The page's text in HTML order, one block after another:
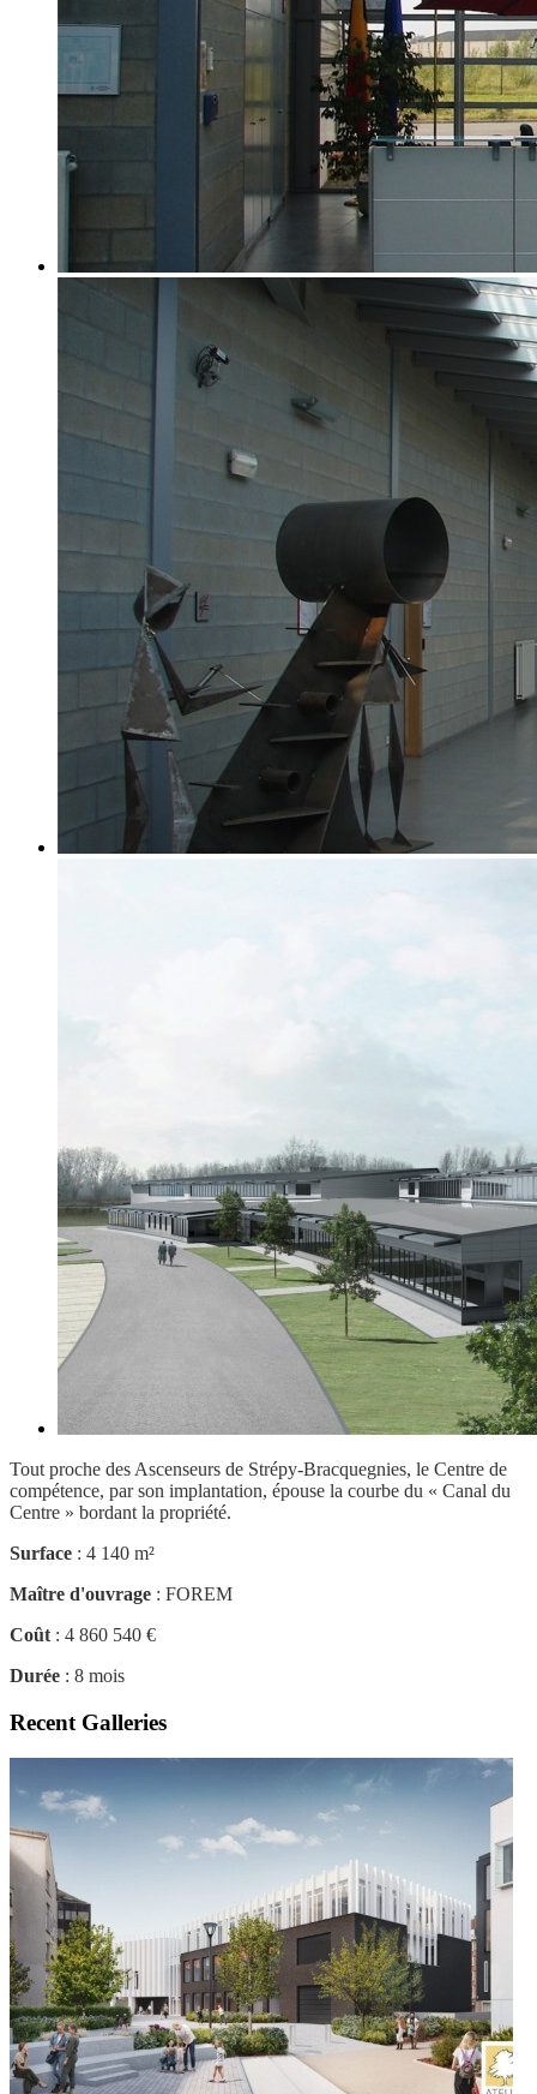
Tout proche des Ascenseurs de Strépy-Bracquegnies, le Centre de
compétence, par son implantation, épouse la courbe du « Canal du
Centre » bordant la propriété.
Surface : 4 140 m²
Maître d'ouvrage : FOREM
Coût : 4 860 540 €
Durée : 8 mois
Recent Galleries